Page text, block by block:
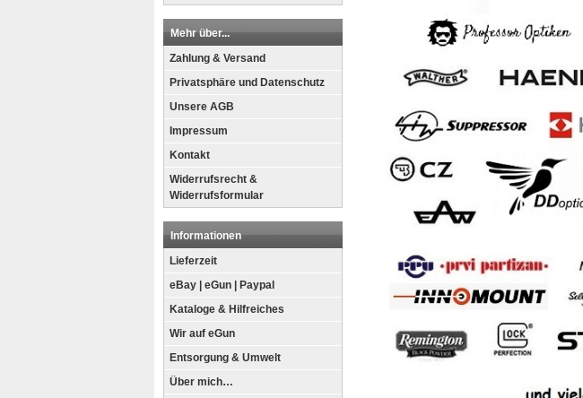
Mehr über...
Zahlung & Versand
Privatsphäre und Datenschutz
Unsere AGB
Impressum
Kontakt
Widerrufsrecht &
Widerrufsformular
Informationen
Lieferzeit
eBay | eGun | Paypal
Kataloge & Hilfreiches
Wir auf eGun
Entsorgung & Umwelt
Über mich…